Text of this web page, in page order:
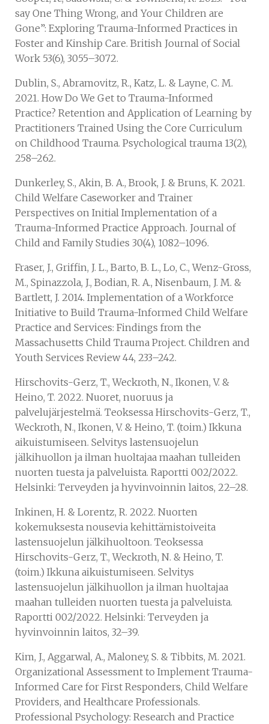
say One Thing Wrong, and Your Children are
Gone”: Exploring Trauma-Informed Practices in
Foster and Kinship Care. British Journal of Social
Work 53(6), 3055–3072.
Dublin, S., Abramovitz, R., Katz, L. & Layne, C. M.
2021. How Do We Get to Trauma-Informed
Practice? Retention and Application of Learning by
Practitioners Trained Using the Core Curriculum
on Childhood Trauma. Psychological trauma 13(2),
258–262.
Dunkerley, S., Akin, B. A., Brook, J. & Bruns, K. 2021.
Child Welfare Caseworker and Trainer
Perspectives on Initial Implementation of a
Trauma-Informed Practice Approach. Journal of
Child and Family Studies 30(4), 1082–1096.
Fraser, J., Griffin, J. L., Barto, B. L., Lo, C., Wenz-Gross,
M., Spinazzola, J., Bodian, R. A., Nisenbaum, J. M. &
Bartlett, J. 2014. Implementation of a Workforce
Initiative to Build Trauma-Informed Child Welfare
Practice and Services: Findings from the
Massachusetts Child Trauma Project. Children and
Youth Services Review 44, 233–242.
Hirschovits-Gerz, T., Weckroth, N., Ikonen, V. &
Heino, T. 2022. Nuoret, nuoruus ja
palvelujärjestelmä. Teoksessa Hirschovits-Gerz, T.,
Weckroth, N., Ikonen, V. & Heino, T. (toim.) Ikkuna
aikuistumiseen. Selvitys lastensuojelun
jälkihuollon ja ilman huoltajaa maahan tulleiden
nuorten tuesta ja palveluista. Raportti 002/2022.
Helsinki: Terveyden ja hyvinvoinnin laitos, 22–28.
Inkinen, H. & Lorentz, R. 2022. Nuorten
kokemuksesta nousevia kehittämistoiveita
lastensuojelun jälkihuoltoon. Teoksessa
Hirschovits-Gerz, T., Weckroth, N. & Heino, T.
(toim.) Ikkuna aikuistumiseen. Selvitys
lastensuojelun jälkihuollon ja ilman huoltajaa
maahan tulleiden nuorten tuesta ja palveluista.
Raportti 002/2022. Helsinki: Terveyden ja
hyvinvoinnin laitos, 32–39.
Kim, J., Aggarwal, A., Maloney, S. & Tibbits, M. 2021.
Organizational Assessment to Implement Trauma-
Informed Care for First Responders, Child Welfare
Providers, and Healthcare Professionals.
Professional Psychology: Research and Practice